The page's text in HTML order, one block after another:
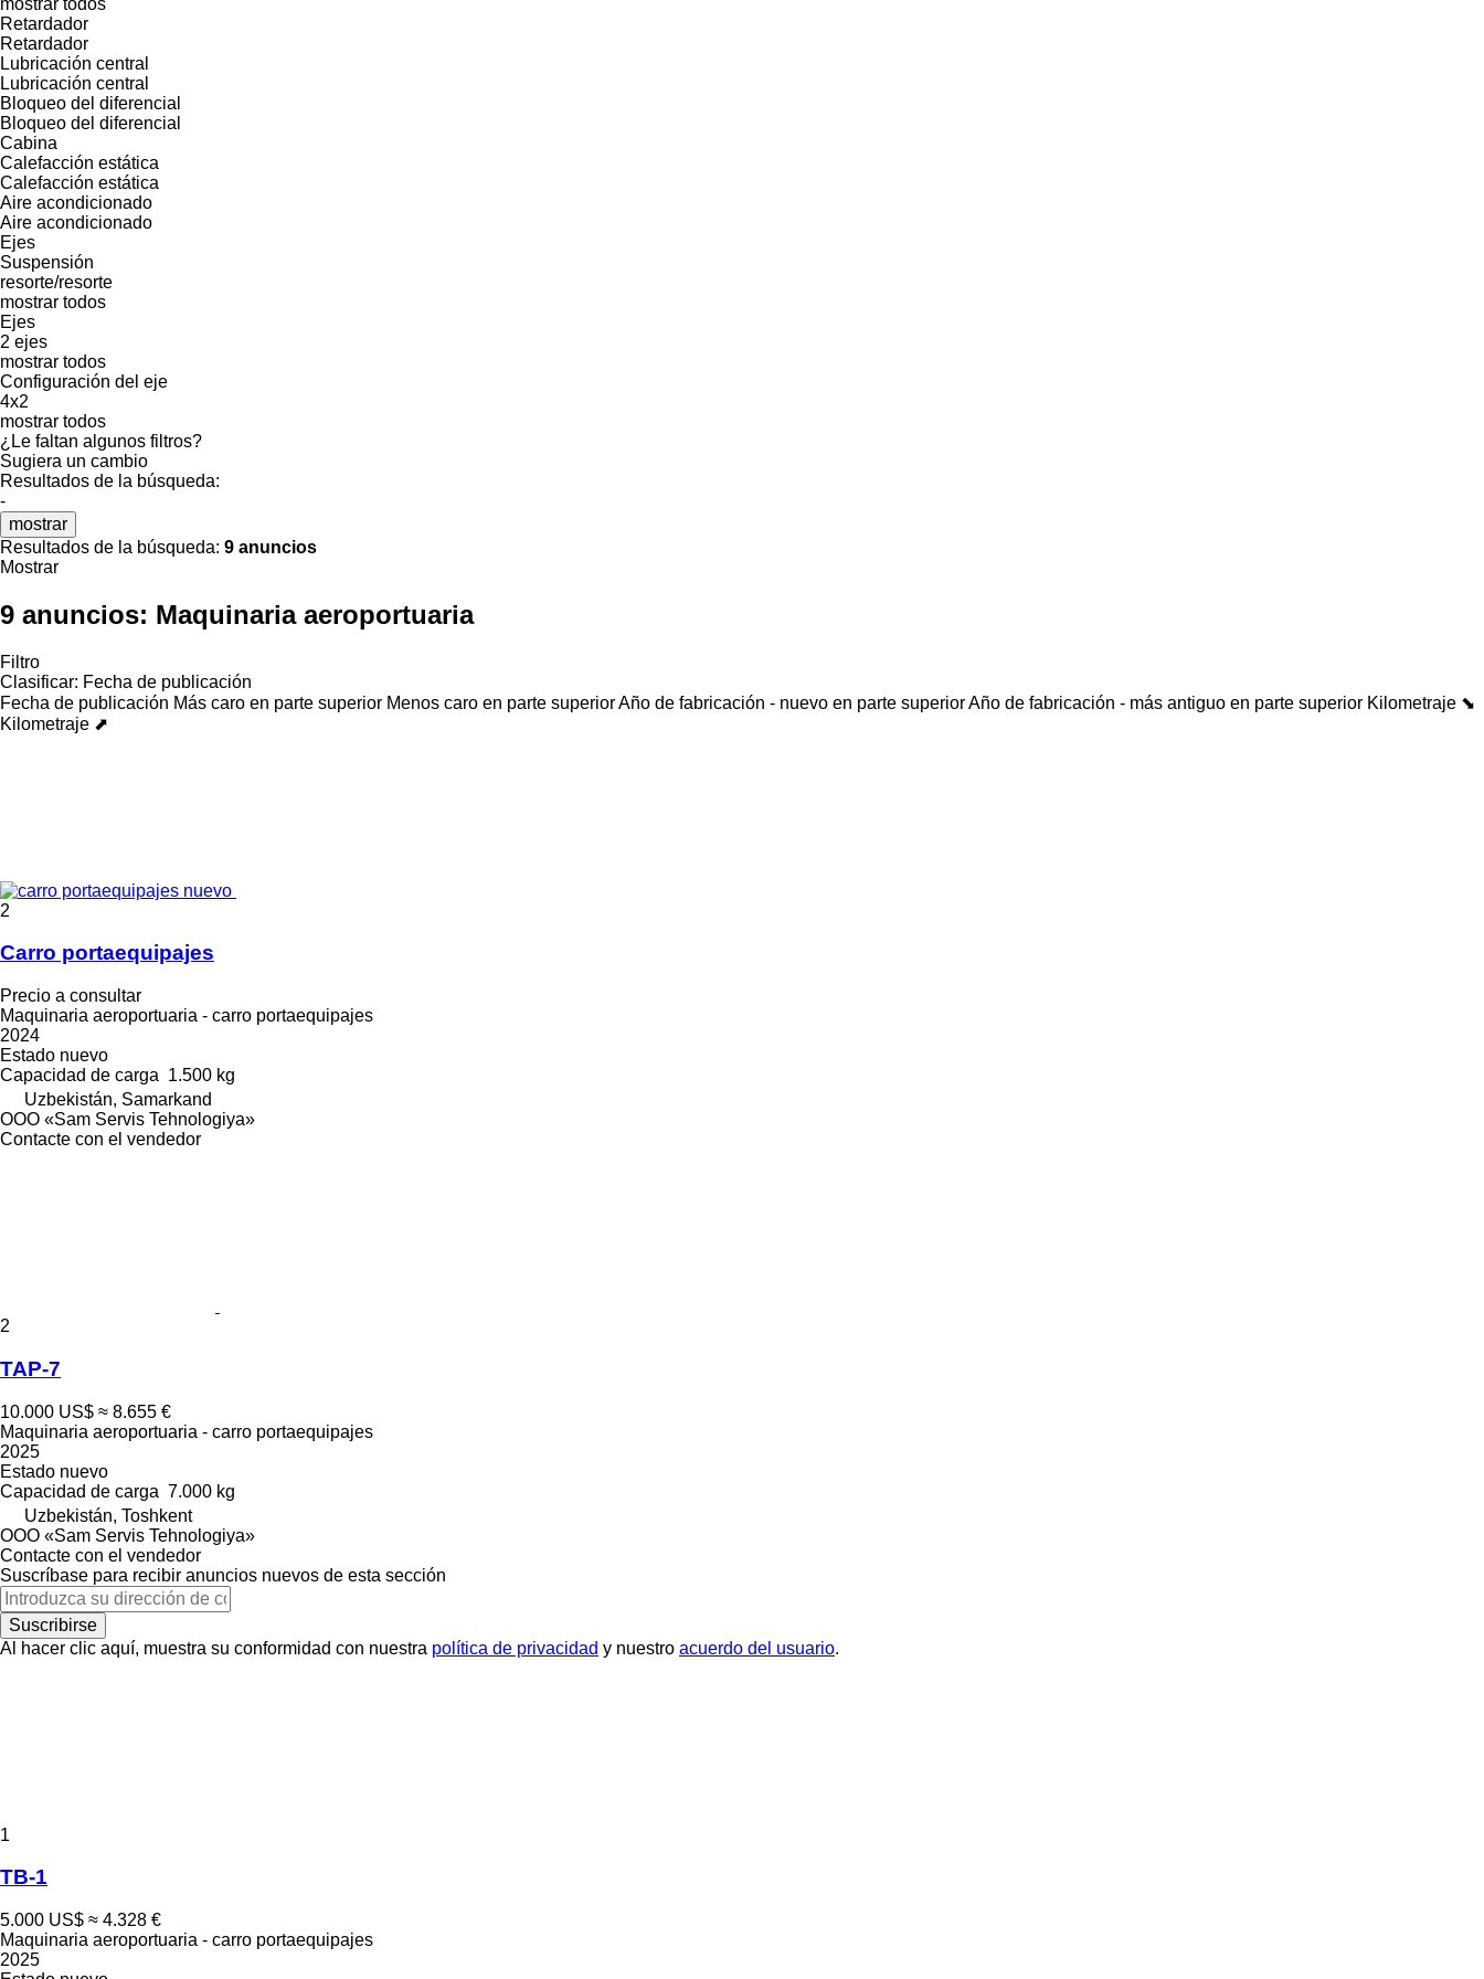
Retardador
Retardador
Lubricación central
Lubricación central
Bloqueo del diferencial
Bloqueo del diferencial
Cabina
Calefacción estática
Calefacción estática
Aire acondicionado
Aire acondicionado
Ejes
Suspensión
resorte/resorte
mostrar todos
Ejes
2 ejes
mostrar todos
Configuración del eje
4x2
mostrar todos
¿Le faltan algunos filtros?
Sugiera un cambio
Resultados de la búsqueda:
-
mostrar
Resultados de la búsqueda: 9 anuncios
Mostrar
9 anuncios: Maquinaria aeroportuaria
Filtro
Clasificar: Fecha de publicación
Fecha de publicación Más caro en parte superior Menos caro en parte superiorAño de fabricación - nuevo en parte superiorAño de fabricación - más antiguo en parte superior Kilometraje ⬊
Kilometraje ⬈
2
Carro portaequipajes
Precio a consultar
Maquinaria aeroportuaria - carro portaequipajes
2024
Estado nuevo
Capacidad de carga 1.500 kg
Uzbekistán, Samarkand
OOO «Sam Servis Tehnologiya»
Contacte con el vendedor
2
TAP-7
10.000 US$ ≈ 8.655 €
Maquinaria aeroportuaria - carro portaequipajes
2025
Estado nuevo
Capacidad de carga 7.000 kg
Uzbekistán, Toshkent
OOO «Sam Servis Tehnologiya»
Contacte con el vendedor
Suscríbase para recibir anuncios nuevos de esta sección
Suscribirse
Al hacer clic aquí, muestra su conformidad con nuestra política de privacidad y nuestro acuerdo del usuario.
1
TB-1
5.000 US$ ≈ 4.328 €
Maquinaria aeroportuaria - carro portaequipajes
2025